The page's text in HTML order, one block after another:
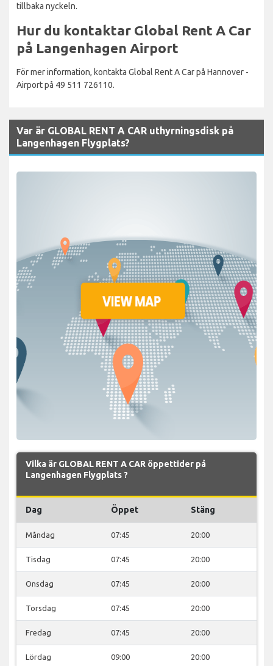
tillbaka nyckeln.
Hur du kontaktar Global Rent A Car
på Langenhagen Airport
För mer information, kontakta Global Rent A Car på Hannover -
Airport på 49 511 726110.
Var är GLOBAL RENT A CAR uthyrningsdisk på
Langenhagen Flygplats?
Vilka är GLOBAL RENT A CAR öppettider på
Langenhagen Flygplats ?
Dag Öppet Stäng
Måndag 07:45 20:00
Tisdag 07:45 20:00
Onsdag 07:45 20:00
Torsdag 07:45 20:00
Fredag 07:45 20:00
Lördag 09:00 20:00